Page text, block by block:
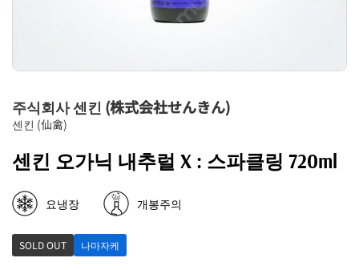
주식회사 센킨 (株式会社せんきん)
센킨 (仙禽)
센킨 오가닉 내추럴 X : 스파클링 720ml
요냉장 개봉주의
SOLD OUT 나마자케